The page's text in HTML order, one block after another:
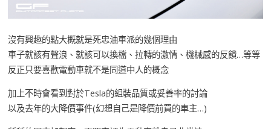
沒有興趣的點大概就是死忠油車派的幾個理由
車子就該有聲浪、就該可以換檔、拉轉的激情、機械感的反饋…等等
反正只要喜歡電動車就不是同道中人的概念
加上不時會看到對於Tesla的組裝品質或妥善率的討論
以及去年的大降價事件(幻想自己是降價前買的車主…)